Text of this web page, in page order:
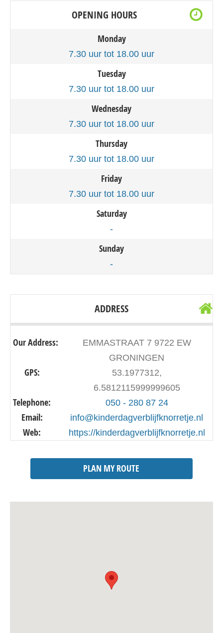
OPENING HOURS
Monday
7.30 uur tot 18.00 uur
Tuesday
7.30 uur tot 18.00 uur
Wednesday
7.30 uur tot 18.00 uur
Thursday
7.30 uur tot 18.00 uur
Friday
7.30 uur tot 18.00 uur
Saturday
-
Sunday
-
ADDRESS
Our Address:
EMMASTRAAT 7 9722 EW
GRONINGEN
GPS:
53.1977312,
6.5812115999999605
Telephone: 050 - 280 87 24
Email: info@kinderdagverblijfknorretje.nl
Web: https://kinderdagverblijfknorretje.nl
PLAN MY ROUTE